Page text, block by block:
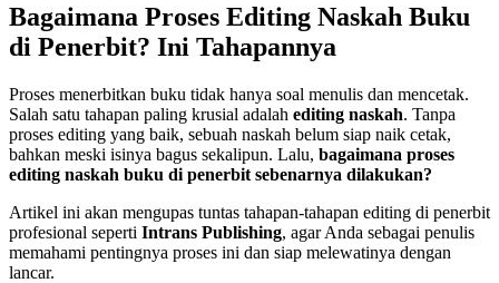
Bagaimana Proses Editing Naskah Buku
di Penerbit? Ini Tahapannya
Proses menerbitkan buku tidak hanya soal menulis dan mencetak.
Salah satu tahapan paling krusial adalah editing naskah. Tanpa
proses editing yang baik, sebuah naskah belum siap naik cetak,
bahkan meski isinya bagus sekalipun. Lalu, bagaimana proses
editing naskah buku di penerbit sebenarnya dilakukan?
Artikel ini akan mengupas tuntas tahapan-tahapan editing di penerbit
profesional seperti Intrans Publishing, agar Anda sebagai penulis
memahami pentingnya proses ini dan siap melewatinya dengan
lancar.